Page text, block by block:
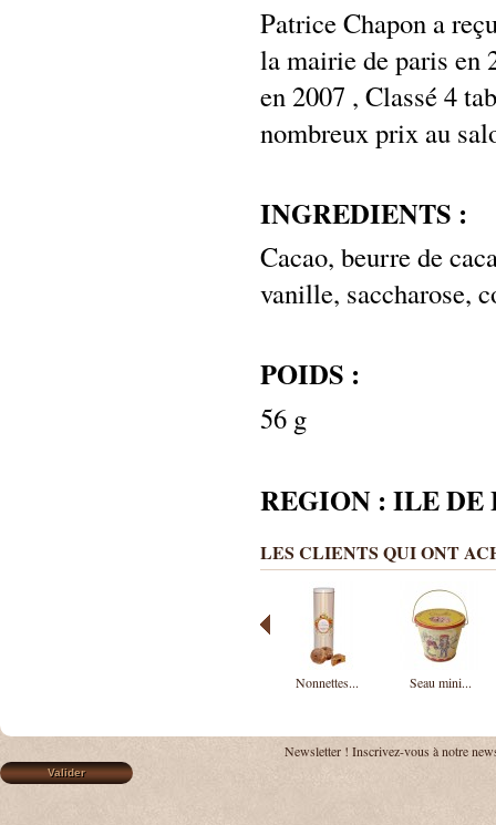
Patrice Chapon a
la mairie de paris en
en 2007 , Classé 4
nombreux prix au
INGREDIENTS :
Cacao, beurre de
vanille, saccharose,
POIDS :
56 g
REGION : ILE DE
LES CLIENTS QUI ONT
Nonnettes... Seau mini...
Newsletter ! Inscrivez-vous à notre